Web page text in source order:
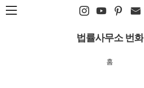
본문 바로가기
법률사무소 번화
홈